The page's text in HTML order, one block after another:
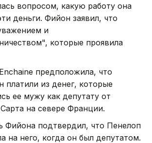
вопросом, какую работу она
деньги. Фийон заявил, что
и
которые проявила
предположила, что
платили из денег, которые
ее мужу как депутату от
на севере Франции.
Фийона подтвердил, что Пенелоп
на него, когда он был депутатом.